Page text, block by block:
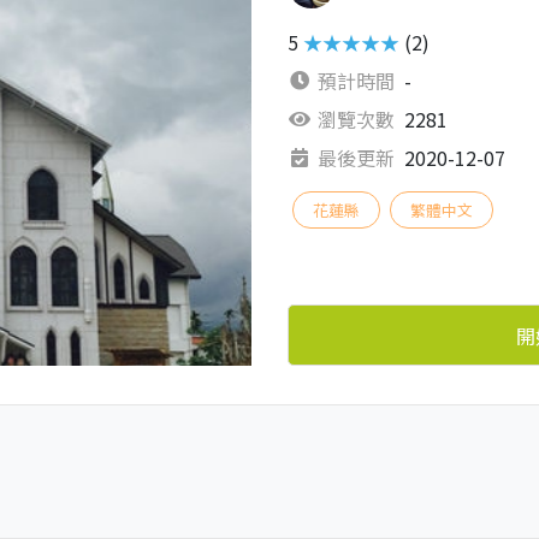
5 ★★★★★ (2)
預計時間 -
瀏覽次數 2281
最後更新 2020-12-07
花蓮縣 繁體中文